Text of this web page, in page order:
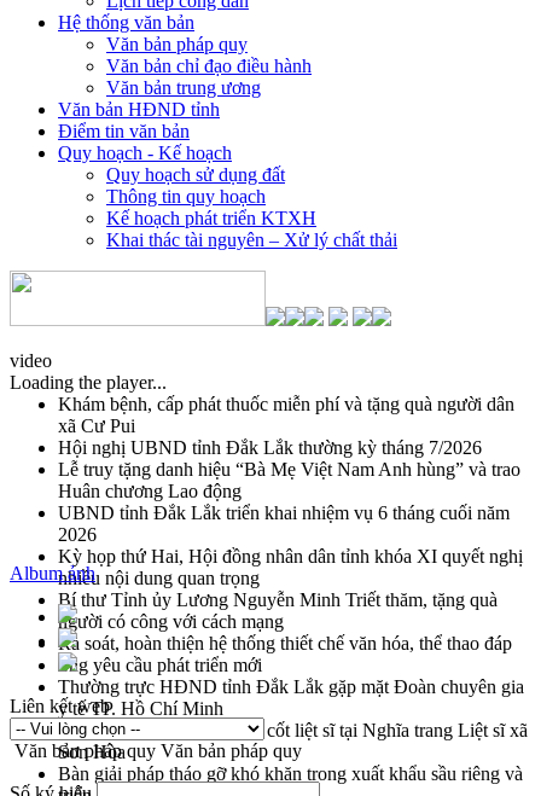
Hệ thống văn bản
Văn bản pháp quy
Văn bản chỉ đạo điều hành
Văn bản trung ương
Văn bản HĐND tỉnh
Điểm tin văn bản
Quy hoạch - Kế hoạch
Quy hoạch sử dụng đất
Thông tin quy hoạch
Kế hoạch phát triển KTXH
Khai thác tài nguyên – Xử lý chất thải
video
Loading the player...
Khám bệnh, cấp phát thuốc miễn phí và tặng quà người dân
xã Cư Pui
Hội nghị UBND tỉnh Đắk Lắk thường kỳ tháng 7/2026
Lễ truy tặng danh hiệu “Bà Mẹ Việt Nam Anh hùng” và trao
Huân chương Lao động
UBND tỉnh Đắk Lắk triển khai nhiệm vụ 6 tháng cuối năm
2026
Kỳ họp thứ Hai, Hội đồng nhân dân tỉnh khóa XI quyết nghị
nhiều nội dung quan trọng
Bí thư Tỉnh ủy Lương Nguyễn Minh Triết thăm, tặng quà
người có công với cách mạng
Rà soát, hoàn thiện hệ thống thiết chế văn hóa, thể thao đáp
ứng yêu cầu phát triển mới
Thường trực HĐND tỉnh Đắk Lắk gặp mặt Đoàn chuyên gia
y tế TP. Hồ Chí Minh
Lễ truy điệu và an táng hài cốt liệt sĩ tại Nghĩa trang Liệt sĩ xã
Sơn Hòa
Bàn giải pháp tháo gỡ khó khăn trong xuất khẩu sầu riêng và
Album ảnh
Liên kết web
Văn bản pháp quy Văn bản pháp quy